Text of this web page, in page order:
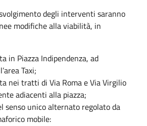
degli interventi saranno
modifiche alla viabilità, in
in Piazza Indipendenza, ad
Taxi;
nei tratti di Via Roma e Via Virgilio
adiacenti alla piazza;
senso unico alternato regolato da
mobile: